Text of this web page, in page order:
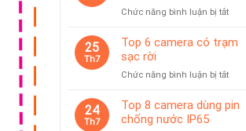
sát
dùng
Chức năng bình luận bị tắtở
10
có
treo
25
Th7
Top 6 camera có trạm
sạc rời
Chức năng bình luận bị tắtở
6
24
Th7
Top 8 camera dùng pin
chống nước IP65